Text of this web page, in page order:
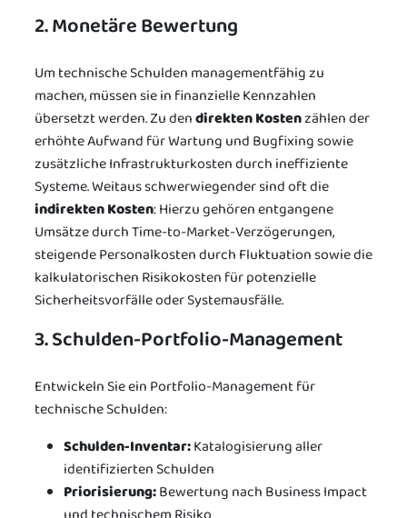
2. Monetäre Bewertung
Um technische Schulden managementfähig zu
machen, müssen sie in finanzielle Kennzahlen
übersetzt werden. Zu dendirekten Kostenzählen der
erhöhte Aufwand für Wartung und Bugfixing sowie
zusätzliche Infrastrukturkosten durch ineffiziente
Systeme. Weitaus schwerwiegender sind oft die
indirekten Kosten: Hierzu gehören entgangene
Umsätze durch Time-to-Market-Verzögerungen,
steigende Personalkosten durch Fluktuation sowie die
kalkulatorischen Risikokosten für potenzielle
Sicherheitsvorfälle oder Systemausfälle.
3. Schulden-Portfolio-Management
Entwickeln Sie ein Portfolio-Management für
technische Schulden:
Schulden-Inventar:Katalogisierung aller
identifizierten Schulden
Priorisierung:Bewertung nach Business Impact